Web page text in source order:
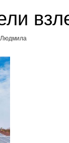
Людмила